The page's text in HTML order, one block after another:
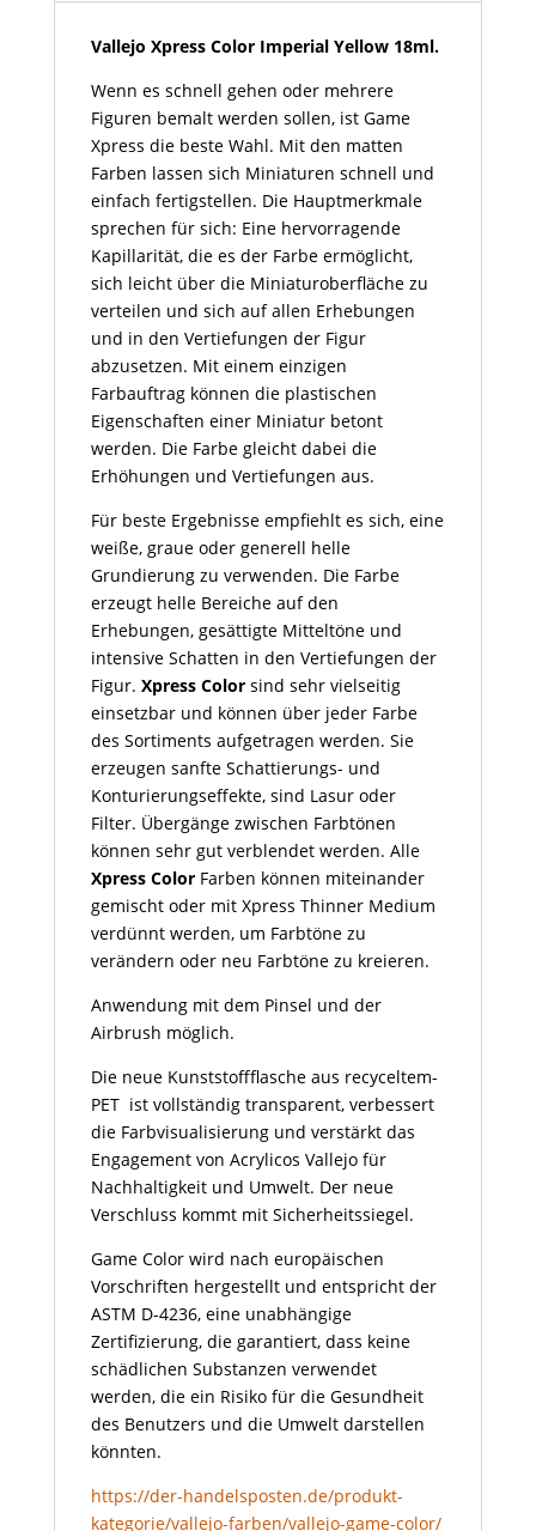
MengeVallejo Xpress Color Imperial Yellow 18ml.
Wenn es schnell gehen oder mehrere
Figuren bemalt werden sollen, ist Game
Xpress die beste Wahl. Mit den matten
Farben lassen sich Miniaturen schnell und
einfach fertigstellen. Die Hauptmerkmale
sprechen für sich: Eine hervorragende
Kapillarität, die es der Farbe ermöglicht,
sich leicht über die Miniaturoberfläche zu
verteilen und sich auf allen Erhebungen
und in den Vertiefungen der Figur
abzusetzen. Mit einem einzigen
Farbauftrag können die plastischen
Eigenschaften einer Miniatur betont
werden. Die Farbe gleicht dabei die
Erhöhungen und Vertiefungen aus.
Für beste Ergebnisse empfiehlt es sich, eine
weiße, graue oder generell helle
Grundierung zu verwenden. Die Farbe
erzeugt helle Bereiche auf den
Erhebungen, gesättigte Mitteltöne und
intensive Schatten in den Vertiefungen der
Figur. Xpress Colorsind sehr vielseitig
einsetzbar und können über jeder Farbe
des Sortiments aufgetragen werden. Sie
erzeugen sanfte Schattierungs- und
Konturierungseffekte, sind Lasur oder
Filter. Übergänge zwischen Farbtönen
können sehr gut verblendet werden. Alle
Xpress ColorFarben können miteinander
gemischt oder mit Xpress Thinner Medium
verdünnt werden, um Farbtöne zu
verändern oder neu Farbtöne zu kreieren.
Anwendung mit dem Pinsel und der
Airbrush möglich.
Die neue Kunststoffflasche aus recyceltem-
PET ist vollständig transparent, verbessert
die Farbvisualisierung und verstärkt das
Engagement von Acrylicos Vallejo für
Nachhaltigkeit und Umwelt. Der neue
Verschluss kommt mit Sicherheitssiegel.
Game Color wird nach europäischen
Vorschriften hergestellt und entspricht der
ASTM D-4236, eine unabhängige
Zertifizierung, die garantiert, dass keine
schädlichen Substanzen verwendet
werden, die ein Risiko für die Gesundheit
des Benutzers und die Umwelt darstellen
könnten.
https://der-handelsposten.de/produkt-
kategorie/vallejo-farben/vallejo-game-color/